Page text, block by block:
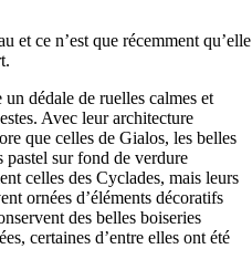
et ce n’est que récemment qu’elle
un dédale de ruelles calmes et
Avec leur architecture
que celles de Gialos, les belles
pastel sur fond de verdure
celles des Cyclades, mais leurs
ornées d’éléments décoratifs
des belles boiseries
certaines d’entre elles ont été